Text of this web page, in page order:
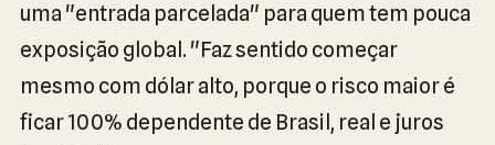
uma "entrada parcelada" para quem tem pouca
exposição global. "Faz sentido começar
mesmo com dólar alto, porque o risco maior é
ficar 100% dependente de Brasil, real e juros